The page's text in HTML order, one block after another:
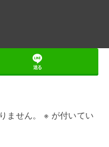
送る
ません。 ※ が付いてい